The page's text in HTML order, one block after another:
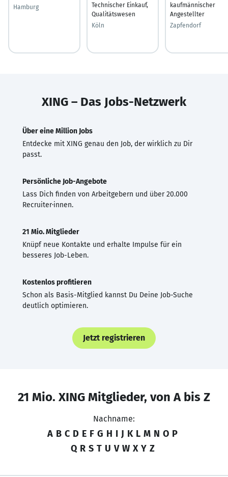
Hamburg
Technischer Einkauf,
Qualitätswesen
Köln
kaufmännischer
Angestellter
Zapfendorf
XING – Das Jobs-Netzwerk
Über eine Million Jobs
Entdecke mit XING genau den Job, der wirklich zu Dir
passt.
Persönliche Job-Angebote
Lass Dich finden von Arbeitgebern und über 20.000
Recruiter·innen.
21 Mio. Mitglieder
Knüpf neue Kontakte und erhalte Impulse für ein
besseres Job-Leben.
Kostenlos profitieren
Schon als Basis-Mitglied kannst Du Deine Job-Suche
deutlich optimieren.
Jetzt registrieren
21 Mio. XING Mitglieder, von A bis Z
Nachname:
A B C D E F G H I J K L M N O P
Q R S T U V W X Y Z